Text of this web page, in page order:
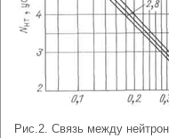
Рис.2. Связь между